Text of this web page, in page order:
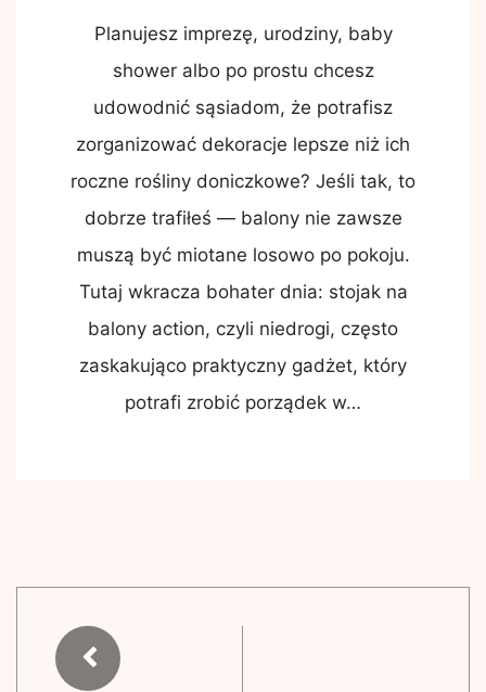
Planujesz imprezę, urodziny, baby
shower albo po prostu chcesz
udowodnić sąsiadom, że potrafisz
zorganizować dekoracje lepsze niż ich
roczne rośliny doniczkowe? Jeśli tak, to
dobrze trafiłeś — balony nie zawsze
muszą być miotane losowo po pokoju.
Tutaj wkracza bohater dnia: stojak na
balony action, czyli niedrogi, często
zaskakująco praktyczny gadżet, który
potrafi zrobić porządek w…